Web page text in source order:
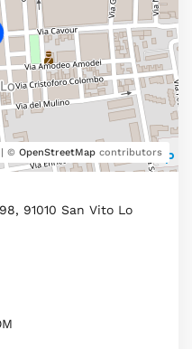
| © OpenStreetMap contributors
91010 San Vito Lo